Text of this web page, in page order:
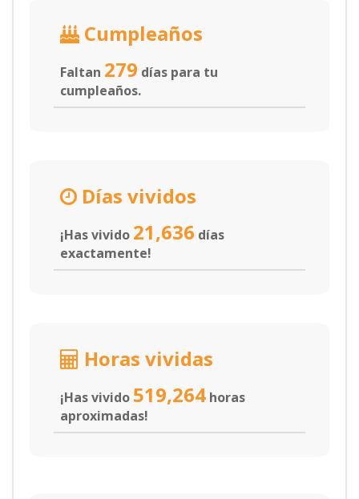
Cumpleaños
Faltan 279 días para tu
cumpleaños.
Días vividos
¡Has vivido 21,636 días
exactamente!
Horas vividas
¡Has vivido 519,264 horas
aproximadas!